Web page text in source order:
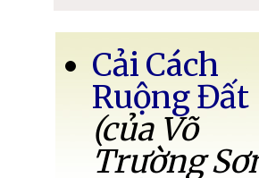
Cải Cách
Ruộng Đất
(của Võ
Trường